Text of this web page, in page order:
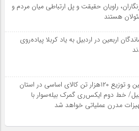
راویان حقیقت و پل ارتباطی میان مردم و
هستند
اربعین در اردبیل به یاد کربلا پیاده‌روی
تأمین و توزیع ۱۲۰هزار تن کالای اساسی در استان
خط دوم ایکس‌ری گمرک بیله‌سوار با
مدرن عملیاتی خواهد شد